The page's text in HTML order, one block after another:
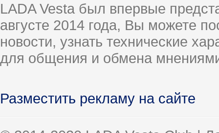
LADA Vesta был впервые
августе 2014 года, Вы можете
новости, узнать технические
для общения и обмена
Разместить рекламу на сайте